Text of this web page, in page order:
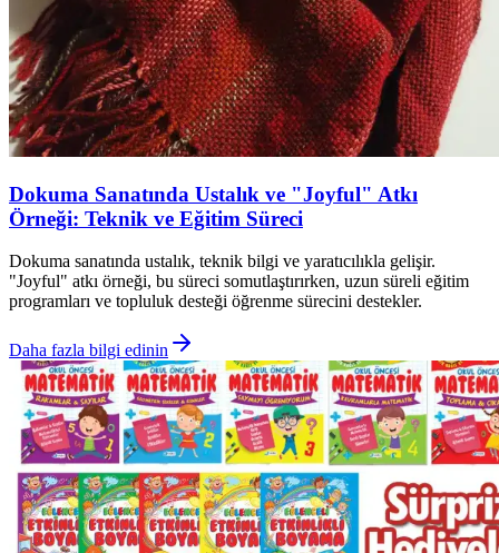
Dokuma Sanatında Ustalık ve "Joyful" Atkı
Örneği: Teknik ve Eğitim Süreci
Dokuma sanatında ustalık, teknik bilgi ve yaratıcılıkla gelişir.
"Joyful" atkı örneği, bu süreci somutlaştırırken, uzun süreli eğitim
programları ve topluluk desteği öğrenme sürecini destekler.
Daha fazla bilgi edinin